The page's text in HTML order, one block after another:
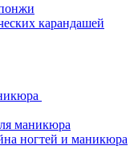
карандашей
маникюра
ногтей и маникюра